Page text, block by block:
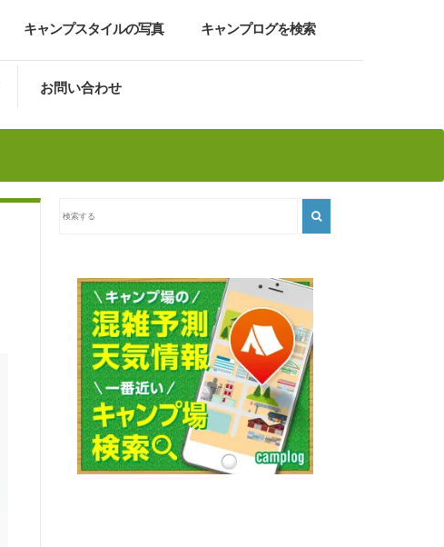
キャンプスタイルの写真 キャンプログを検索
お問い合わせ